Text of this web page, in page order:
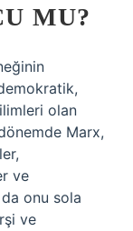
MU?
olan
Marx,
ve
onu sola
ve